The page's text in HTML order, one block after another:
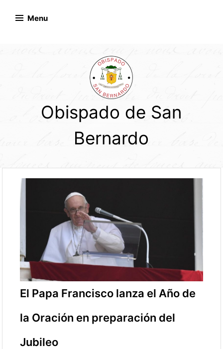
Menu
Obispado de San
Bernardo
El Papa Francisco lanza el Año de
la Oración en preparación del
Jubileo